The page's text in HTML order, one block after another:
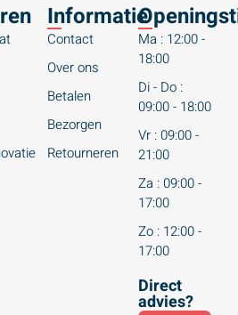
Informatie
Contact
Over ons
Betalen
Bezorgen
Retourneren
Ma : 12:00 -
18:00
Di - Do :
09:00 - 18:00
Vr : 09:00 -
21:00
Za : 09:00 -
17:00
Zo : 12:00 -
17:00
Direct
advies?